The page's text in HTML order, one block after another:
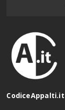
CodiceAppalti.it